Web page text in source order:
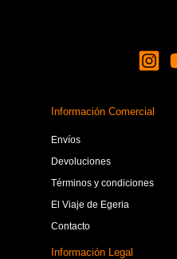
Información Comercial
Envíos
Devoluciones
Términos y condiciones
El Viaje de Egeria
Contacto
Información Legal